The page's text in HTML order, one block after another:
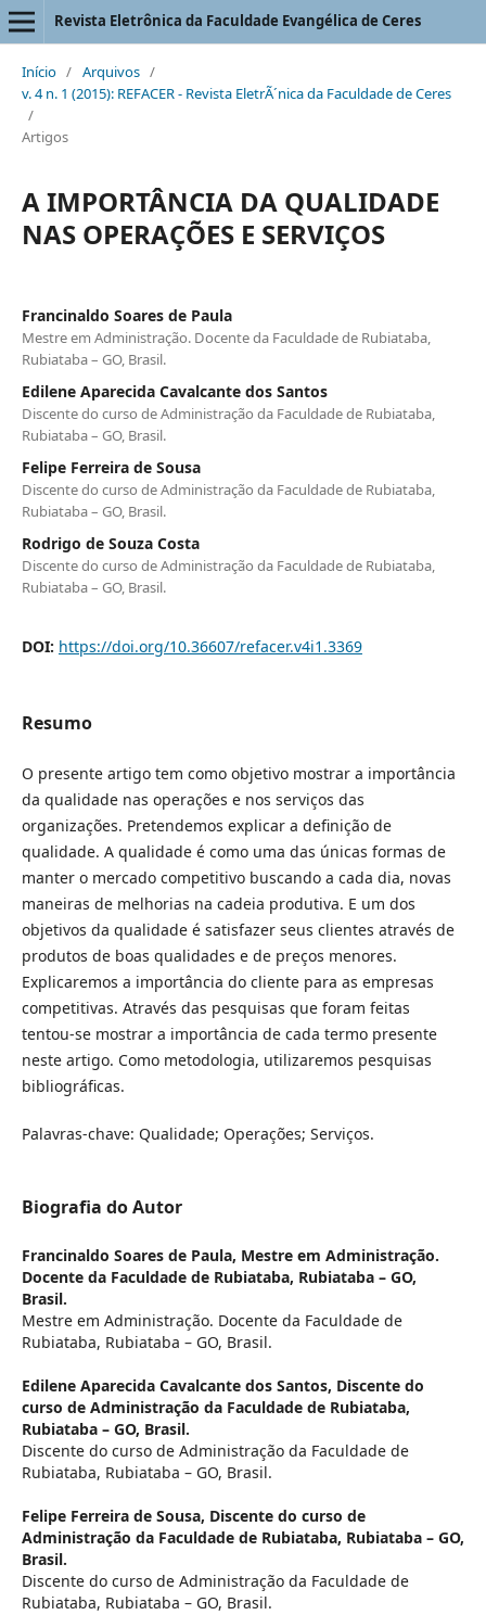
Revista Eletrônica da Faculdade Evangélica de Ceres
Início / Arquivos /
v. 4 n. 1 (2015): REFACER - Revista EletrÃ´nica da Faculdade de Ceres
/
Artigos
A IMPORTÂNCIA DA QUALIDADE
NAS OPERAÇÕES E SERVIÇOS
Francinaldo Soares de Paula
Mestre em Administração. Docente da Faculdade de Rubiataba,
Rubiataba – GO, Brasil.
Edilene Aparecida Cavalcante dos Santos
Discente do curso de Administração da Faculdade de Rubiataba,
Rubiataba – GO, Brasil.
Felipe Ferreira de Sousa
Discente do curso de Administração da Faculdade de Rubiataba,
Rubiataba – GO, Brasil.
Rodrigo de Souza Costa
Discente do curso de Administração da Faculdade de Rubiataba,
Rubiataba – GO, Brasil.
DOI: https://doi.org/10.36607/refacer.v4i1.3369
Resumo
O presente artigo tem como objetivo mostrar a importância
da qualidade nas operações e nos serviços das
organizações. Pretendemos explicar a definição de
qualidade. A qualidade é como uma das únicas formas de
manter o mercado competitivo buscando a cada dia, novas
maneiras de melhorias na cadeia produtiva. E um dos
objetivos da qualidade é satisfazer seus clientes através de
produtos de boas qualidades e de preços menores.
Explicaremos a importância do cliente para as empresas
competitivas. Através das pesquisas que foram feitas
tentou-se mostrar a importância de cada termo presente
neste artigo. Como metodologia, utilizaremos pesquisas
bibliográficas.
Palavras-chave: Qualidade; Operações; Serviços.
Biografia do Autor
Francinaldo Soares de Paula, Mestre em Administração.
Docente da Faculdade de Rubiataba, Rubiataba – GO,
Brasil.
Mestre em Administração. Docente da Faculdade de
Rubiataba, Rubiataba – GO, Brasil.
Edilene Aparecida Cavalcante dos Santos, Discente do
curso de Administração da Faculdade de Rubiataba,
Rubiataba – GO, Brasil.
Discente do curso de Administração da Faculdade de
Rubiataba, Rubiataba – GO, Brasil.
Felipe Ferreira de Sousa, Discente do curso de
Administração da Faculdade de Rubiataba, Rubiataba – GO,
Brasil.
Discente do curso de Administração da Faculdade de
Rubiataba, Rubiataba – GO, Brasil.